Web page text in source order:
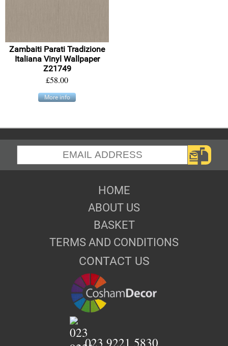
Zambaiti Parati Tradizione
Italiana Vinyl Wallpaper
Z21749
£58.00
More info
HOME
ABOUT US
BASKET
TERMS AND CONDITIONS
CONTACT US
023 9221 5830